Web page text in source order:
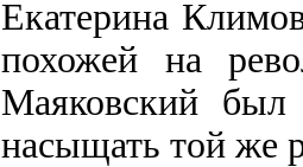
Екатерина
похожей на
Маяковский
насыщать той же